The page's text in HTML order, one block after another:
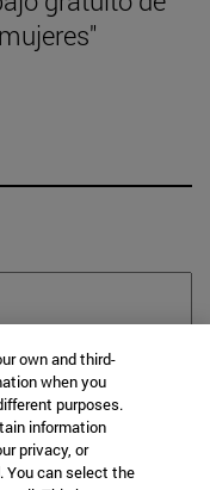
own and third-
when you
purposes.
information
privacy, or
You can select the